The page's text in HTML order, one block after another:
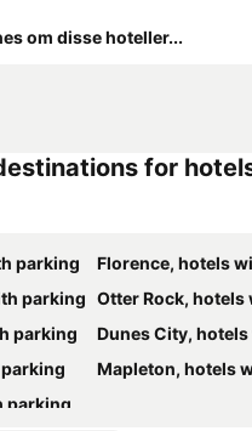
om disse hoteller...
for
parking
Florence, hotels
parking Otter Rock, hotels
parking
Dunes City, hotels
Mapleton, hotels
parking